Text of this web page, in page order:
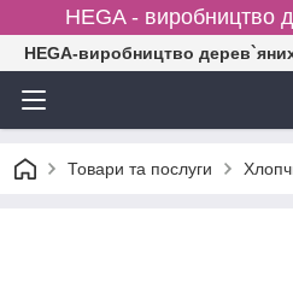
HEGA - виробництво
HEGA-виробництво
Товари та послуги